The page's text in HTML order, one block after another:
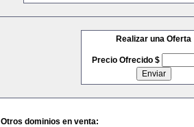
Realizar una Oferta
Precio Ofrecido $
Otros dominios en venta: